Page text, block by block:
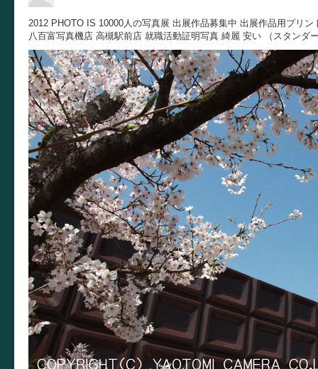
2012 PHOTO IS 10000人の写真展 出展作品募集中 出展作品用プリ
八百富写真機店 高槻駅前店 就職活動証明写真 綺麗 安い （スタンダ